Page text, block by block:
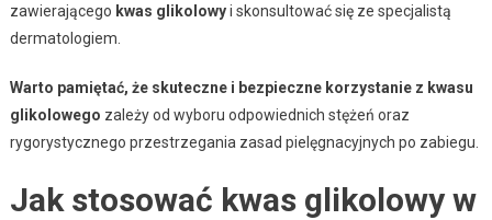
zawierającego kwas glikolowyi skonsultować się ze specjalistą
dermatologiem.
Warto pamiętać, że skuteczne i bezpieczne korzystanie z kwasu
glikolowego zależy od wyboru odpowiednich stężeń oraz
rygorystycznego przestrzegania zasad pielęgnacyjnych po zabiegu.
Jak stosować kwas glikolowy w